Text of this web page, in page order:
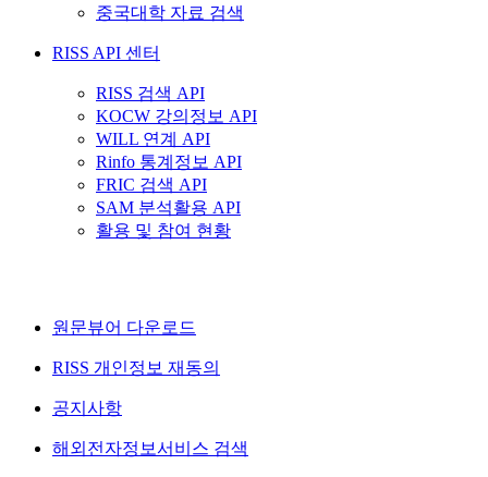
중국대학 자료 검색
RISS API 센터
RISS 검색 API
KOCW 강의정보 API
WILL 연계 API
Rinfo 통계정보 API
FRIC 검색 API
SAM 분석활용 API
활용 및 참여 현황
원문뷰어 다운로드
RISS 개인정보 재동의
공지사항
해외전자정보서비스 검색